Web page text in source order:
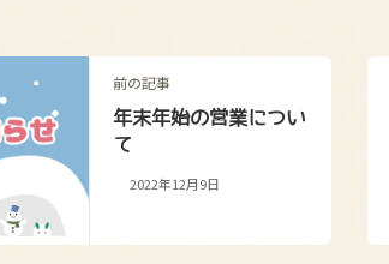
前の記事
年末年始の営業につい
て
2022年12月9日